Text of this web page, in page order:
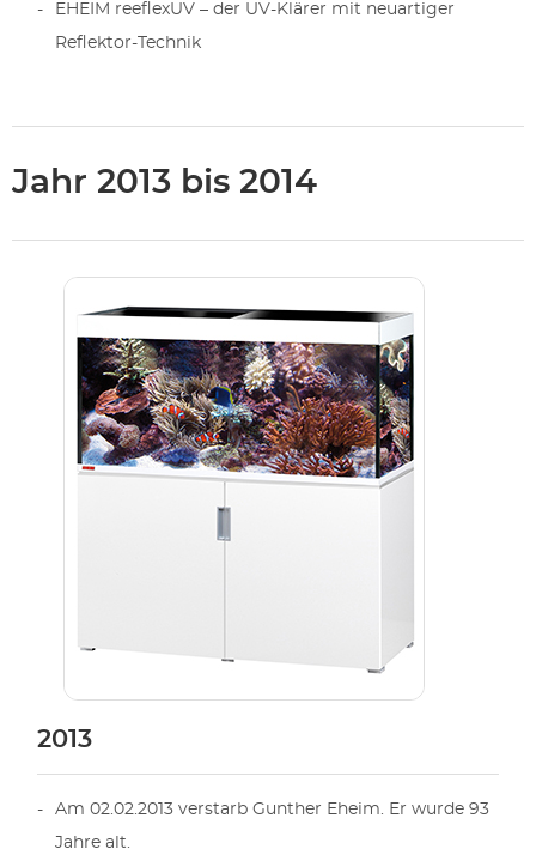
EHEIM reeflexUV – der UV-Klärer mit neuartiger
Reflektor-Technik
Jahr 2013 bis 2014
2013
Am 02.02.2013 verstarb Gunther Eheim. Er wurde 93
Jahre alt.